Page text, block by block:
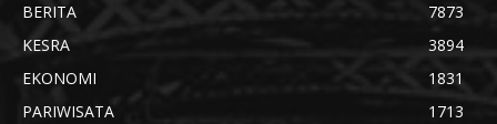
BERITA
7873
KESRA
3894
EKONOMI
1831
PARIWISATA
1713